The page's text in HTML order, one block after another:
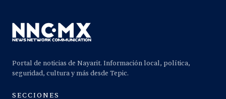
Portal de noticias de Nayarit. Información local, política,
seguridad, cultura y más desde Tepic.
SECCIONES